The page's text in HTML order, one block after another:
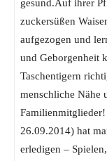
gesund.Auf ihrer
zuckersüßen
aufgezogen und
und Geborgenheit
Taschentigern
menschliche Nähe
26.09.2014) hat
erledigen –